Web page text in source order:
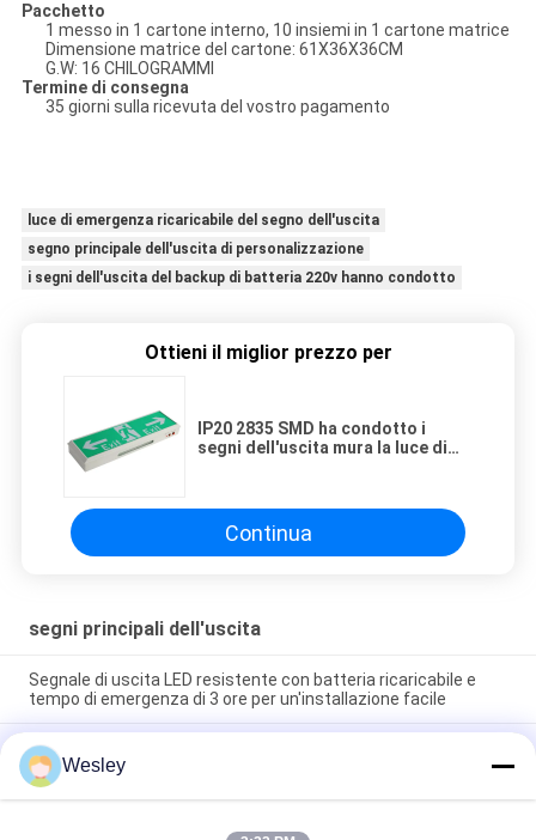
Pacchetto
1 messo in 1 cartone interno, 10 insiemi in 1 cartone matrice
Dimensione matrice del cartone: 61X36X36CM
G.W: 16 CHILOGRAMMI
Termine di consegna
35 giorni sulla ricevuta del vostro pagamento
luce di emergenza ricaricabile del segno dell'uscita
segno principale dell'uscita di personalizzazione
i segni dell'uscita del backup di batteria 220v hanno condotto
Ottieni il miglior prezzo per
IP20 2835 SMD ha condotto i
segni dell'uscita mura la luce di
Continua
segni principali dell'uscita
Segnale di uscita LED resistente con batteria ricaricabile e
tempo di emergenza di 3 ore per un'installazione facile
Segnaletica di uscita LED con grado di protezione IP65, 3 ore di
autonomia in emergenza e luce di emergenza alimentata a
batteria Ni-Cd
Segno montato di superficie dell'uscita di sicurezza della
Wesley